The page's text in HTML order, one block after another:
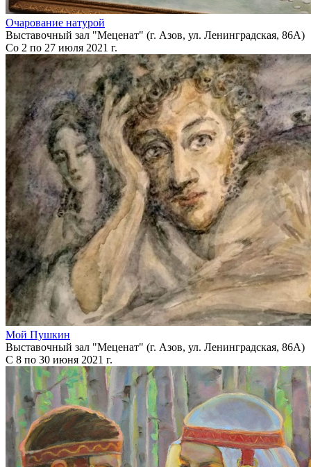
Очарование натурой
Выставочный зал "Меценат" (г. Азов, ул. Ленинградская, 86А)
Со 2 по 27 июля 2021 г.
Мой Пушкин
Выставочный зал "Меценат" (г. Азов, ул. Ленинградская, 86А)
С 8 по 30 июня 2021 г.